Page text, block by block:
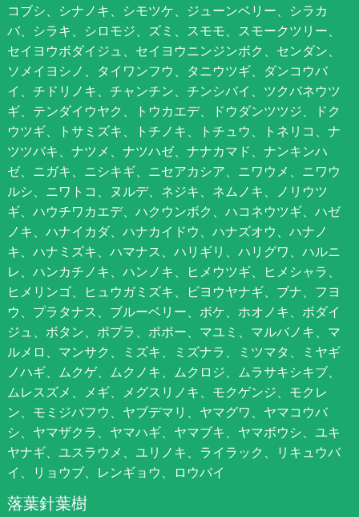
コブシ、シナノキ、シモツケ、ジューンベリー、シラカ
バ、シラキ、シロモジ、ズミ、スモモ、スモークツリー、
セイヨウボダイジュ、セイヨウニンジンボク、センダン、
ソメイヨシノ、タイワンフウ、タニウツギ、ダンコウバ
イ、チドリノキ、チャンチン、チンシバイ、ツクバネウツ
ギ、テンダイウヤク、トウカエデ、ドウダンツツジ、ドク
ウツギ、トサミズキ、トチノキ、トチュウ、トネリコ、ナ
ツツバキ、ナツメ、ナツハゼ、ナナカマド、ナンキンハ
ゼ、ニガキ、ニシキギ、ニセアカシア、ニワウメ、ニワウ
ルシ、ニワトコ、ヌルデ、ネジキ、ネムノキ、ノリウツ
ギ、ハウチワカエデ、ハクウンボク、ハコネウツギ、ハゼ
ノキ、ハナイカダ、ハナカイドウ、ハナズオウ、ハナノ
キ、ハナミズキ、ハマナス、ハリギリ、ハリグワ、ハルニ
レ、ハンカチノキ、ハンノキ、ヒメウツギ、ヒメシャラ、
ヒメリンゴ、ヒュウガミズキ、ビヨウヤナギ、ブナ、フヨ
ウ、プラタナス、ブルーベリー、ボケ、ホオノキ、ボダイ
ジュ、ボタン、ポプラ、ポポー、マユミ、マルバノキ、マ
ルメロ、マンサク、ミズキ、ミズナラ、ミツマタ、ミヤギ
ノハギ、ムクゲ、ムクノキ、ムクロジ、ムラサキシキブ、
ムレスズメ、メギ、メグスリノキ、モクゲンジ、モクレ
ン、モミジバフウ、ヤブデマリ、ヤマグワ、ヤマコウバ
シ、ヤマザクラ、ヤマハギ、ヤマブキ、ヤマボウシ、ユキ
ヤナギ、ユスラウメ、ユリノキ、ライラック、リキュウバ
イ、リョウブ、レンギョウ、ロウバイ
落葉針葉樹